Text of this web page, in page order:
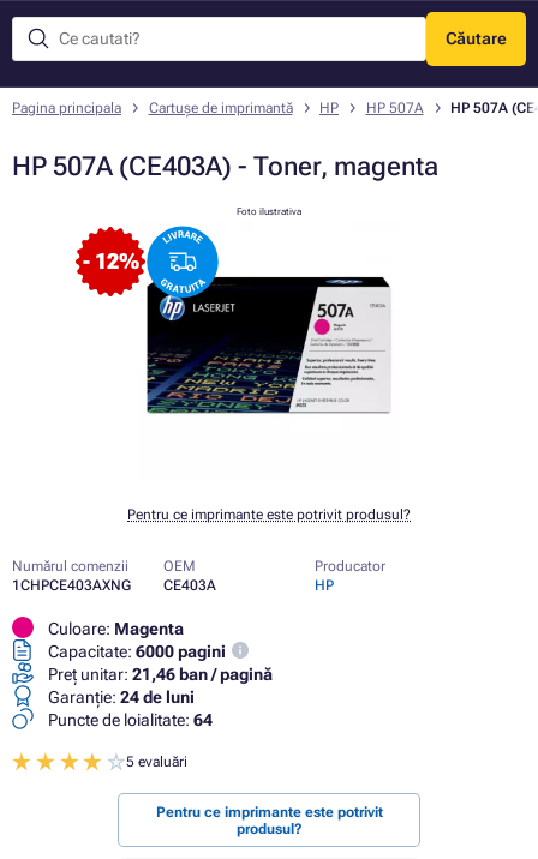
Căutare
Meniu
Pagina principala Cartușe de imprimantă HP HP 507A HP 507A
HP 507A (CE403A) - Toner, magenta
- 12%
Foto ilustrativa
Pentru ce imprimante este potrivit produsul?
Numărul comenzii
1CHPCE403AXNG
OEM
CE403A
Producator
HP
Culoare: Magenta
Capacitate: 6000 pagini
Preț unitar: 21,46 ban / pagină
Garanţie: 24 de luni
Puncte de loialitate: 64
5 evaluări
Pentru ce imprimante este potrivit
produsul?